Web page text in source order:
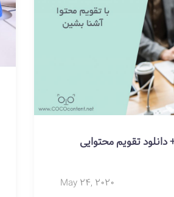
تقویم محتوایی
May 24, 2020